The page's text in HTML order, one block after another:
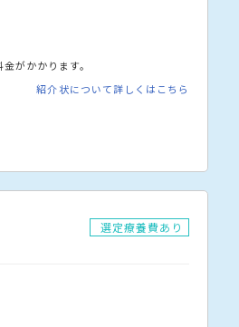
がかかります。
紹介状について詳しくはこちら
選定療養費あり